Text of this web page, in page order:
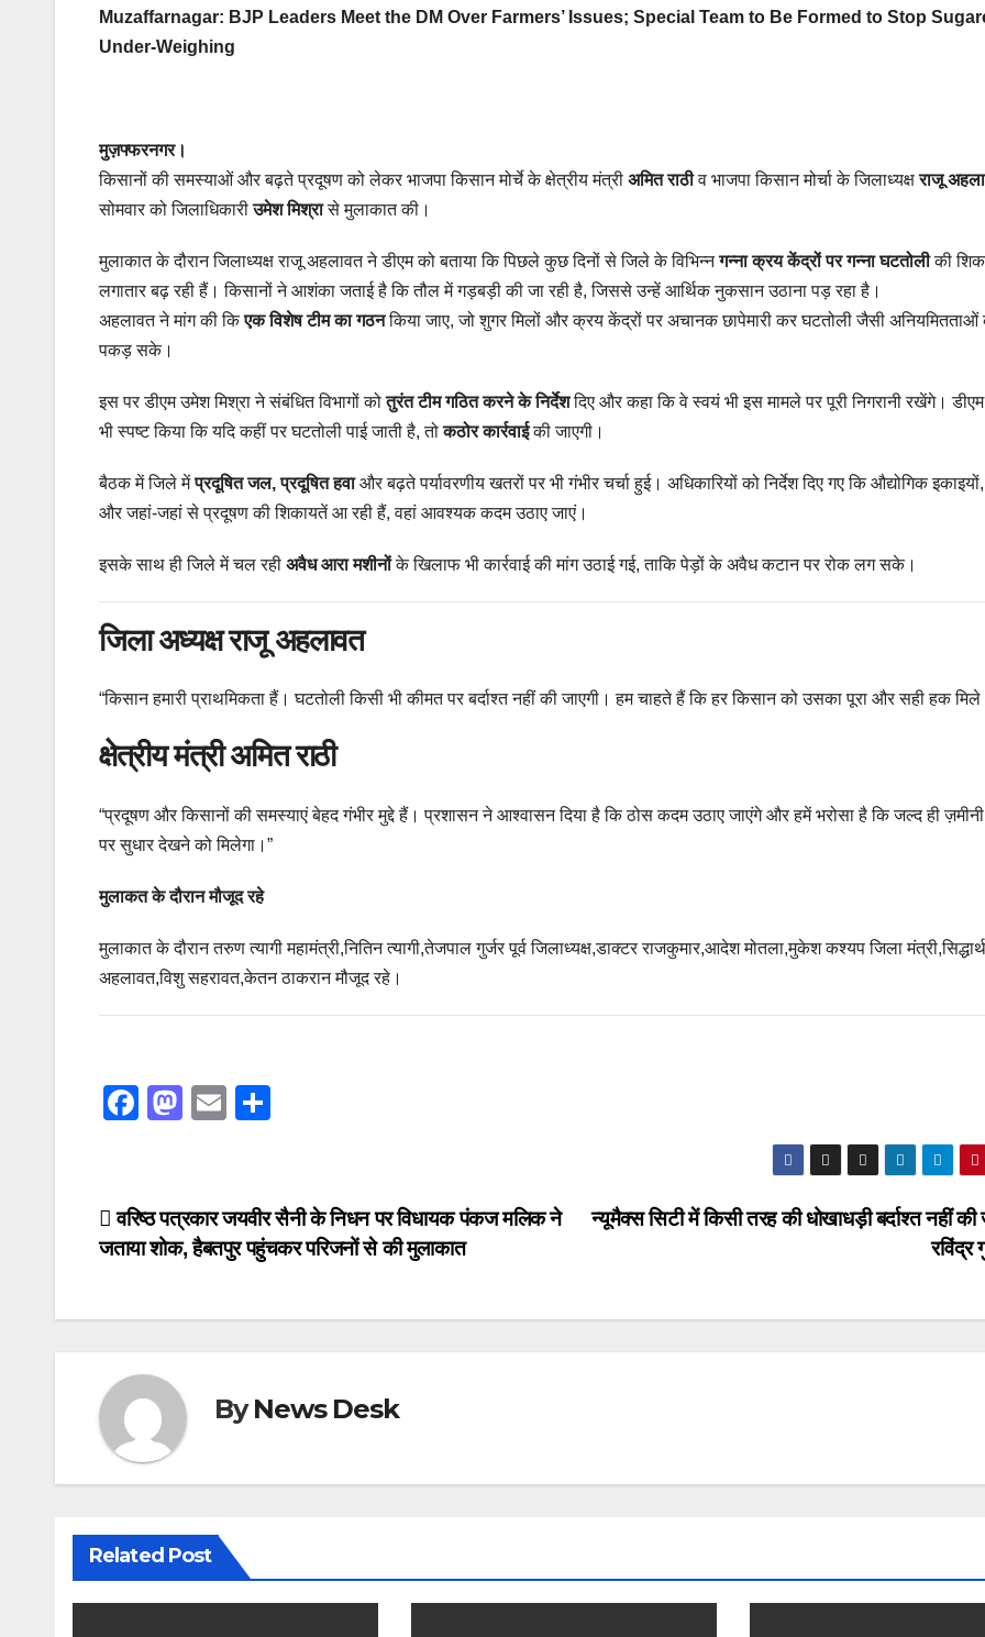
Muzaffarnagar: BJP Leaders Meet the DM Over Farmers’ Issues; Special Team to Be Formed to Stop
Under-Weighing
मुज़फ्फरनगर।
किसानों की समस्याओं और बढ़ते प्रदूषण को लेकर भाजपा किसान मोर्चे के क्षेत्रीय मंत्री अमित राठीव भाजपा किसान मोर्चा के जिलाध्यक्षराजू
सोमवार को जिलाधिकारीउमेश मिश्रासे मुलाकात की।
मुलाकात के दौरान जिलाध्यक्ष राजू अहलावत ने डीएम को बताया कि पिछले कुछ दिनों से जिले के विभिन्नगन्ना क्रय केंद्रों पर गन्ना घटतोलीकी
लगातार बढ़ रही हैं। किसानों ने आशंका जताई है कि तौल में गड़बड़ी की जा रही है, जिससे उन्हें आर्थिक नुकसान उठाना पड़ रहा है।
अहलावत ने मांग की किएक विशेष टीम का गठनकिया जाए, जो शुगर मिलों और क्रय केंद्रों पर अचानक छापेमारी कर घटतोली जैसी अनियमितताओं
पकड़ सके।
इस पर डीएम उमेश मिश्रा ने संबंधित विभागों कोतुरंत टीम गठित करने के निर्देशदिए और कहा कि वे स्वयं भी इस मामले पर पूरी निगरानी रखेंगे।
भी स्पष्ट किया कि यदि कहीं पर घटतोली पाई जाती है, तोकठोर कार्रवाईकी जाएगी।
बैठक में जिले मेंप्रदूषित जल, प्रदूषित हवाऔर बढ़ते पर्यावरणीय खतरों पर भी गंभीर चर्चा हुई। अधिकारियों को निर्देश दिए गए कि औद्योगिक
और जहां-जहां से प्रदूषण की शिकायतें आ रही हैं, वहां आवश्यक कदम उठाए जाएं।
इसके साथ ही जिले में चल रही अवैध आरा मशीनोंके खिलाफ भी कार्रवाई की मांग उठाई गई, ताकि पेड़ों के अवैध कटान पर रोक लग सके।
जिला अध्यक्ष राजू अहलावत
“किसान हमारी प्राथमिकता हैं। घटतोली किसी भी कीमत पर बर्दाश्त नहीं की जाएगी। हम चाहते हैं कि हर किसान को उसका पूरा और सही हक
क्षेत्रीय मंत्री अमित राठी
“प्रदूषण और किसानों की समस्याएं बेहद गंभीर मुद्दे हैं। प्रशासन ने आश्वासन दिया है कि ठोस कदम उठाए जाएंगे और हमें भरोसा है कि जल्द ही
पर सुधार देखने को मिलेगा।”
मुलाकत के दौरान मौजूद रहे
मुलाकात के दौरान तरुण त्यागी महामंत्री,नितिन त्यागी,तेजपाल गुर्जर पूर्व जिलाध्यक्ष,डाक्टर राजकुमार,आदेश मोतला,मुकेश कश्यप जिला मंत्री,सिद्धार्थ
अहलावत,विशु सहरावत,केतन ठाकरान मौजूद रहे।
F
e
b
o
M
o
d
n
E
e
Post
navigation
न्यूमैक्स सिटी में किसी तरह की धोखाधड़ी बर्दाश्त नहीं की
रविंद्र
वरिष्ठ पत्रकार जयवीर सैनी के निधन पर विधायक पंकज मलिक ने
जताया शोक, हैबतपुर पहुंचकर परिजनों से की मुलाकात
ByNews Desk
Related Post